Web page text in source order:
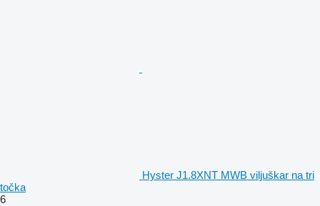
Hyster J1.8XNT MWB viljuškar na tri
točka
6